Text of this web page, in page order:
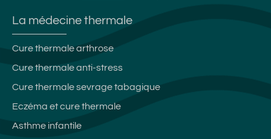
La médecine thermale
Cure thermale arthrose
Cure thermale anti-stress
Cure thermale sevrage tabagique
Eczéma et cure thermale
Asthme infantile